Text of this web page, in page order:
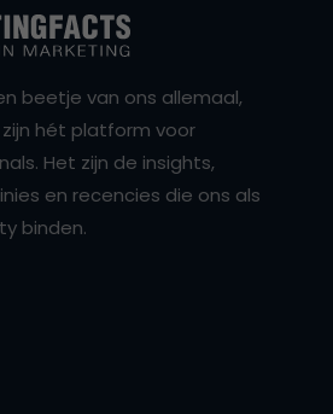
beetje van ons allemaal,
hét platform voor
Het zijn de insights,
en recencies die ons als
binden.